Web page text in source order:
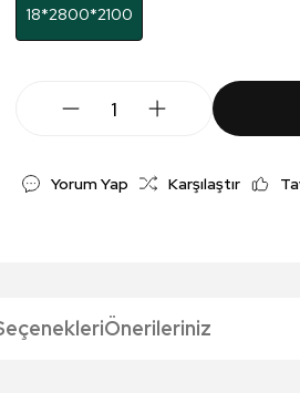
18*2800*2100
Yorum Yap Karşılaştır
Önerileriniz